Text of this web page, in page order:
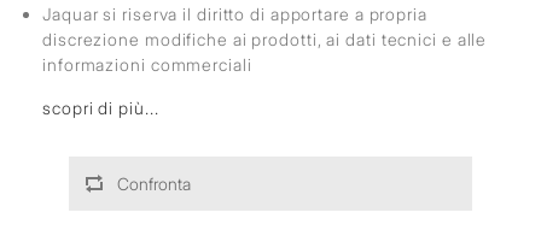
Jaquar si riserva il diritto di apportare a propria
discrezione modifiche ai prodotti, ai dati tecnici e alle
informazioni commerciali
scopri di più...
Confronta